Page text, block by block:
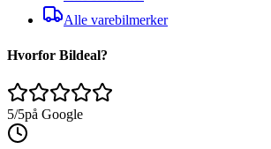
Alle varebilmerker
Hvorfor Bildeal?
5/5på Google